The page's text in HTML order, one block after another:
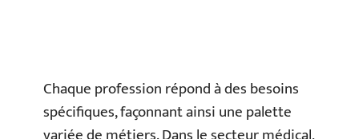
Chaque profession répond à des besoins
spécifiques, façonnant ainsi une palette